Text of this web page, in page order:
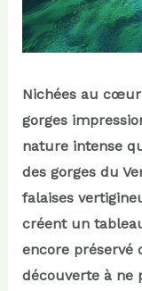
Nichées au cœur
gorges
nature intense
des gorges du
falaises
créent un
encore préservé
découverte à ne